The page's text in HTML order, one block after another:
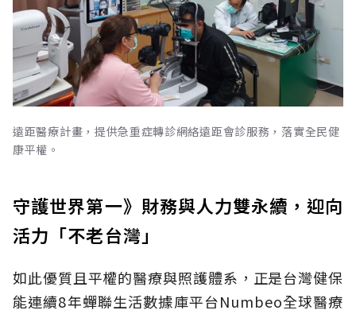
遠距醫療計畫，提供急重症轉診網絡遠距會診服務，落實全民健
康平權。
守護世界第一》財務與人力雙永續，迎向
活力「不老台灣」
如此優質且平權的醫療與照護體系，正是台灣健保
能連續8年蟬聯生活數據庫平台Numbeo全球醫療